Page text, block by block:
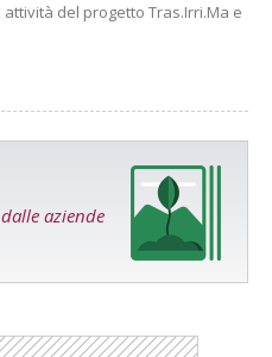
del progetto Tras.Irri.Ma e
aziende